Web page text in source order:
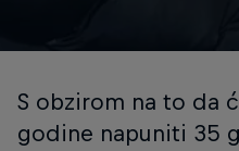
S obzirom na to da
godine napuniti 35